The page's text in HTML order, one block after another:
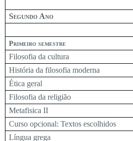
Segundo Ano
Primeiro semestre
Filosofia da cultura
História da filosofia moderna
Ética geral
Filosofia da religião
Metafisica II
Curso opcional: Textos escolhidos
Língua grega